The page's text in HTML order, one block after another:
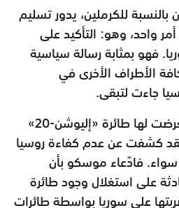
للكرملين، يدور تسليم
300» حول أمر واحد، وهو: التأكيد على
فهو بمثابة رسالة سياسية
الأطراف الأخرى في
جاءت لتبقى.
ويقيناً، أن الحادثة التي تعرضت لها طائرة «إليوشن-20»
كشفت عن عدم كفاءة روسيا
فادّعاء موسكو بأن
على استغلال وجود طائرة
لضربتها على سوريا بواسطة طائرات